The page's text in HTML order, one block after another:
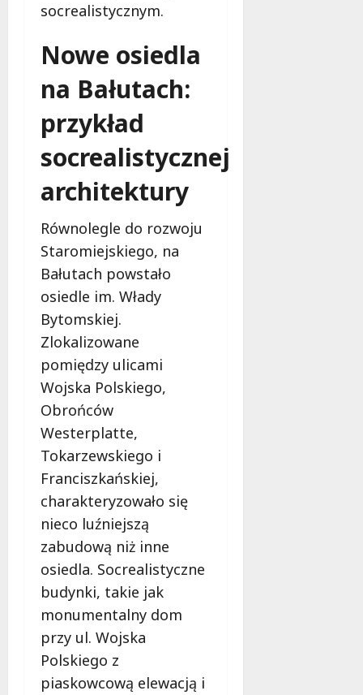
socrealistycznym.
Nowe osiedla
na Bałutach:
przykład
socrealistycznej
architektury
Równolegle do rozwoju
Staromiejskiego, na
Bałutach powstało
osiedle im. Włady
Bytomskiej.
Zlokalizowane
pomiędzy ulicami
Wojska Polskiego,
Obrońców
Westerplatte,
Tokarzewskiego i
Franciszkańskiej,
charakteryzowało się
nieco luźniejszą
zabudową niż inne
osiedla. Socrealistyczne
budynki, takie jak
monumentalny dom
przy ul. Wojska
Polskiego z
piaskowcową elewacją i